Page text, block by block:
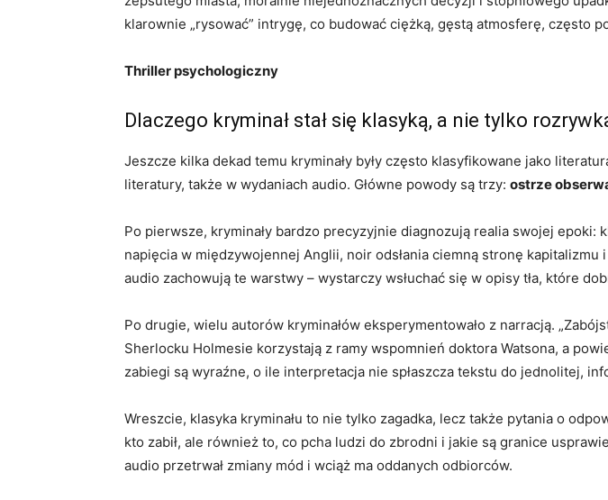
klarownie „rysować” intrygę, co budować ciężką, gęstą atmosferę, często
Thriller psychologiczny
Dlaczego kryminał stał się klasyką, a nie tylko
Jeszcze kilka dekad temu kryminały były często klasyfikowane jako
literatury, także w wydaniach audio. Główne powody są trzy: ostrze
Po pierwsze, kryminały bardzo precyzyjnie diagnozują realia swojej
napięcia w międzywojennej Anglii, noir odsłania ciemną stronę
audio zachowują te warstwy – wystarczy wsłuchać się w opisy tła, które
Po drugie, wielu autorów kryminałów eksperymentowało z narracją.
Sherlocku Holmesie korzystają z ramy wspomnień doktora Watsona, a
zabiegi są wyraźne, o ile interpretacja nie spłaszcza tekstu do jednolitej,
Wreszcie, klasyka kryminału to nie tylko zagadka, lecz także pytania o
kto zabił, ale również to, co pcha ludzi do zbrodni i jakie są granice
audio przetrwał zmiany mód i wciąż ma oddanych odbiorców.